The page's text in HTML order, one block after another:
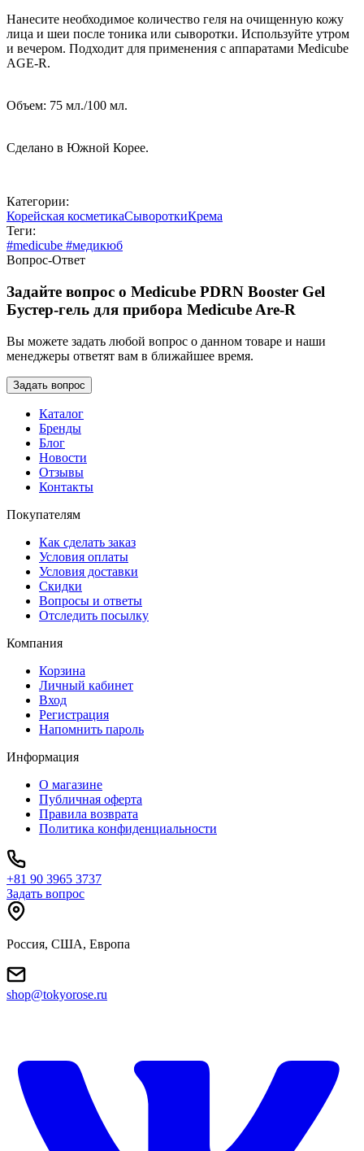
Нанесите необходимое количество геля на очищенную кожу
лица и шеи после тоника или сыворотки. Используйте утром
и вечером. Подходит для применения с аппаратами Medicube
AGE-R.
Объем: 75 мл./100 мл.
Сделано в Южной Корее.
Категории:
Корейская косметикаСывороткиКрема
Теги:
#medicube #медикюб
Вопрос-Ответ
Задайте вопрос о Medicube PDRN Booster Gel
Бустер-гель для прибора Medicube Are-R
Вы можете задать любой вопрос о данном товаре и наши
менеджеры ответят вам в ближайшее время.
Каталог
Бренды
Блог
Новости
Отзывы
Контакты
Покупателям
Как сделать заказ
Условия оплаты
Условия доставки
Скидки
Вопросы и ответы
Отследить посылку
Компания
Корзина
Личный кабинет
Вход
Регистрация
Напомнить пароль
Информация
О магазине
Публичная оферта
Правила возврата
Политика конфиденциальности
+81 90 3965 3737
Задать вопрос
Россия, США, Европа
shop@tokyorose.ru